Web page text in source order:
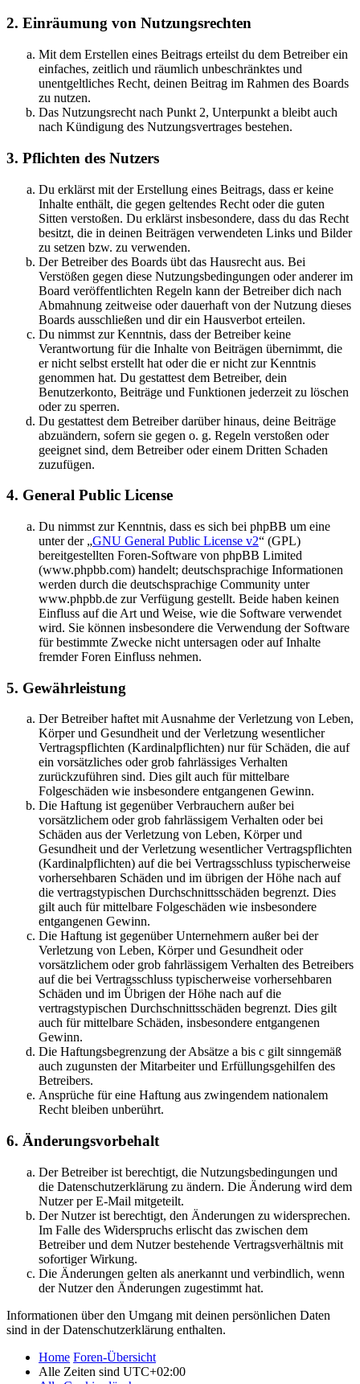
2. Einräumung von Nutzungsrechten
Mit dem Erstellen eines Beitrags erteilst du dem Betreiber ein
einfaches, zeitlich und räumlich unbeschränktes und
unentgeltliches Recht, deinen Beitrag im Rahmen des Boards
zu nutzen.
Das Nutzungsrecht nach Punkt 2, Unterpunkt a bleibt auch
nach Kündigung des Nutzungsvertrages bestehen.
3. Pflichten des Nutzers
Du erklärst mit der Erstellung eines Beitrags, dass er keine
Inhalte enthält, die gegen geltendes Recht oder die guten
Sitten verstoßen. Du erklärst insbesondere, dass du das Recht
besitzt, die in deinen Beiträgen verwendeten Links und Bilder
zu setzen bzw. zu verwenden.
Der Betreiber des Boards übt das Hausrecht aus. Bei
Verstößen gegen diese Nutzungsbedingungen oder anderer im
Board veröffentlichten Regeln kann der Betreiber dich nach
Abmahnung zeitweise oder dauerhaft von der Nutzung dieses
Boards ausschließen und dir ein Hausverbot erteilen.
Du nimmst zur Kenntnis, dass der Betreiber keine
Verantwortung für die Inhalte von Beiträgen übernimmt, die
er nicht selbst erstellt hat oder die er nicht zur Kenntnis
genommen hat. Du gestattest dem Betreiber, dein
Benutzerkonto, Beiträge und Funktionen jederzeit zu löschen
oder zu sperren.
Du gestattest dem Betreiber darüber hinaus, deine Beiträge
abzuändern, sofern sie gegen o. g. Regeln verstoßen oder
geeignet sind, dem Betreiber oder einem Dritten Schaden
zuzufügen.
4. General Public License
Du nimmst zur Kenntnis, dass es sich bei phpBB um eine
unter der „GNU General Public License v2“ (GPL)
bereitgestellten Foren-Software von phpBB Limited
(www.phpbb.com) handelt; deutschsprachige Informationen
werden durch die deutschsprachige Community unter
www.phpbb.de zur Verfügung gestellt. Beide haben keinen
Einfluss auf die Art und Weise, wie die Software verwendet
wird. Sie können insbesondere die Verwendung der Software
für bestimmte Zwecke nicht untersagen oder auf Inhalte
fremder Foren Einfluss nehmen.
5. Gewährleistung
Der Betreiber haftet mit Ausnahme der Verletzung von Leben,
Körper und Gesundheit und der Verletzung wesentlicher
Vertragspflichten (Kardinalpflichten) nur für Schäden, die auf
ein vorsätzliches oder grob fahrlässiges Verhalten
zurückzuführen sind. Dies gilt auch für mittelbare
Folgeschäden wie insbesondere entgangenen Gewinn.
Die Haftung ist gegenüber Verbrauchern außer bei
vorsätzlichem oder grob fahrlässigem Verhalten oder bei
Schäden aus der Verletzung von Leben, Körper und
Gesundheit und der Verletzung wesentlicher Vertragspflichten
(Kardinalpflichten) auf die bei Vertragsschluss typischerweise
vorhersehbaren Schäden und im übrigen der Höhe nach auf
die vertragstypischen Durchschnittsschäden begrenzt. Dies
gilt auch für mittelbare Folgeschäden wie insbesondere
entgangenen Gewinn.
Die Haftung ist gegenüber Unternehmern außer bei der
Verletzung von Leben, Körper und Gesundheit oder
vorsätzlichem oder grob fahrlässigem Verhalten des Betreibers
auf die bei Vertragsschluss typischerweise vorhersehbaren
Schäden und im Übrigen der Höhe nach auf die
vertragstypischen Durchschnittsschäden begrenzt. Dies gilt
auch für mittelbare Schäden, insbesondere entgangenen
Gewinn.
Die Haftungsbegrenzung der Absätze a bis c gilt sinngemäß
auch zugunsten der Mitarbeiter und Erfüllungsgehilfen des
Betreibers.
Ansprüche für eine Haftung aus zwingendem nationalem
Recht bleiben unberührt.
6. Änderungsvorbehalt
Der Betreiber ist berechtigt, die Nutzungsbedingungen und
die Datenschutzerklärung zu ändern. Die Änderung wird dem
Nutzer per E-Mail mitgeteilt.
Der Nutzer ist berechtigt, den Änderungen zu widersprechen.
Im Falle des Widerspruchs erlischt das zwischen dem
Betreiber und dem Nutzer bestehende Vertragsverhältnis mit
sofortiger Wirkung.
Die Änderungen gelten als anerkannt und verbindlich, wenn
der Nutzer den Änderungen zugestimmt hat.
Informationen über den Umgang mit deinen persönlichen Daten
sind in der Datenschutzerklärung enthalten.
Home Foren-Übersicht
Alle Zeiten sind UTC+02:00